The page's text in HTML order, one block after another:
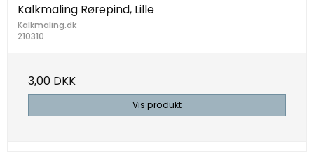
Kalkmaling Rørepind, Lille
Kalkmaling.dk
210310
3,00 DKK
Vis produkt